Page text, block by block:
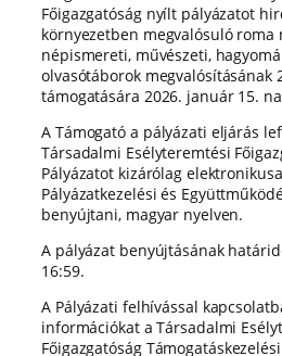
Főigazgatóság nyílt pályázatot
környezetben megvalósuló roma
népismereti, művészeti,
olvasótáborok megvalósításának
támogatására 2026. január 15.
A Támogató a pályázati eljárás
Társadalmi Esélyteremtési
Pályázatot kizárólag
Pályázatkezelési és
benyújtani, magyar nyelven.
A pályázat benyújtásának
16:59.
A Pályázati felhívással
információkat a Társadalmi
Főigazgatóság